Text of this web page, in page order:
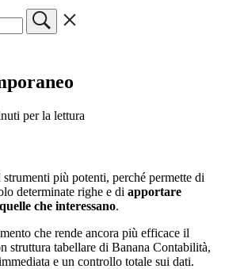
per la lettura
più potenti, perché permette di
determinate righe e di apportare
che interessano.
che rende ancora più efficace il
struttura tabellare di Banana Contabilità,
e un controllo totale sui dati.